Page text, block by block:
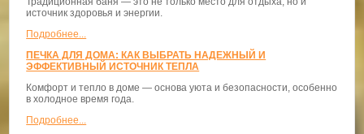
источник здоровья и энергии.
Подробнее...
ПЕЧКА ДЛЯ ДОМА: КАК ВЫБРАТЬ НАДЕЖНЫЙ И
ЭФФЕКТИВНЫЙ ИСТОЧНИК ТЕПЛА
Комфорт и тепло в доме — основа уюта и безопасности, особенно
в холодное время года.
Подробнее...